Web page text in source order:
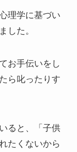
理学に基づい
した。
お手伝いをし
ら叱ったりす
ると、「子供
たくないから